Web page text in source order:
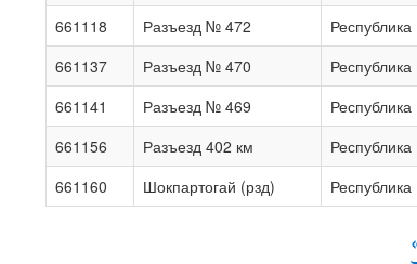
661118
Разъезд № 472 Республика
661137
Разъезд № 470 Республика
661141
Разъезд № 469 Республика
661156
Разъезд 402 км Республика
661160
Шокпартогай (рзд) Республика